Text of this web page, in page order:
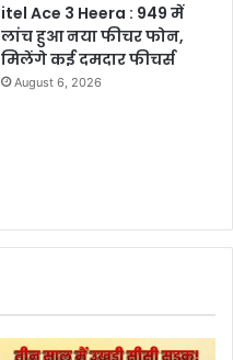
itel Ace 3 Heera : 949 में
लांच हुआ नया फीचर फोन,
मिलेंगे कई दमदार फीचर्स
August 6, 2026